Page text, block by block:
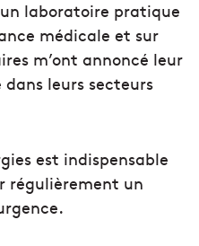
laboratoire pratique
médicale et sur
m’ont annoncé leur
leurs secteurs
est indispensable
régulièrement un